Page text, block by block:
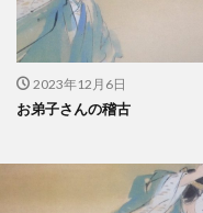
2023年12月6日
お弟子さんの稽古